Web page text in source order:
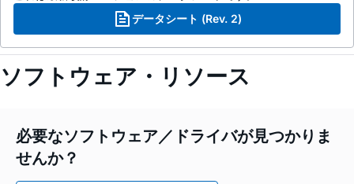
データシート (Rev. 2)
ソフトウェア・リソース
必要なソフトウェア／ドライバが見つかりま
せんか？